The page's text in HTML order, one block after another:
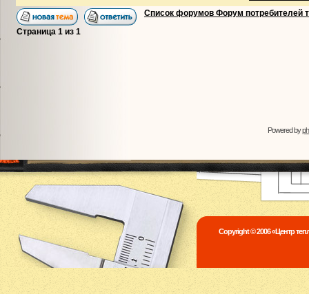
Список форумов Форум потребителей
Страница 1 из 1
Powered by
Copyright © 2006 «Центр